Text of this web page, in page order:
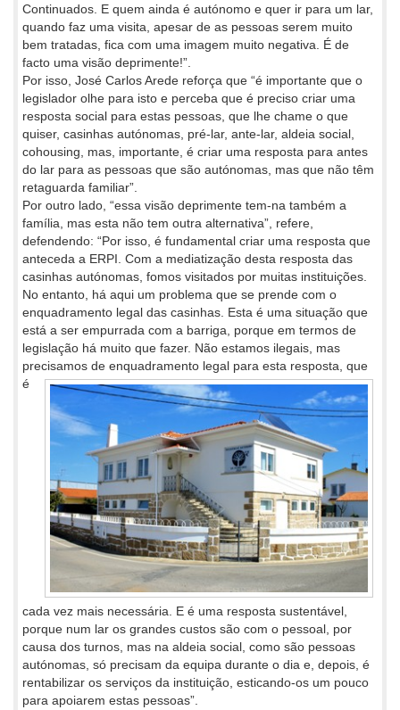
Continuados. E quem ainda é autónomo e quer ir para um lar,
quando faz uma visita, apesar de as pessoas serem muito
bem tratadas, fica com uma imagem muito negativa. É de
facto uma visão deprimente!”.
Por isso, José Carlos Arede reforça que “é importante que o
legislador olhe para isto e perceba que é preciso criar uma
resposta social para estas pessoas, que lhe chame o que
quiser, casinhas autónomas, pré-lar, ante-lar, aldeia social,
cohousing, mas, importante, é criar uma resposta para antes
do lar para as pessoas que são autónomas, mas que não têm
retaguarda familiar”.
Por outro lado, “essa visão deprimente tem-na também a
família, mas esta não tem outra alternativa”, refere,
defendendo: “Por isso, é fundamental criar uma resposta que
anteceda a ERPI. Com a mediatização desta resposta das
casinhas autónomas, fomos visitados por muitas instituições.
No entanto, há aqui um problema que se prende com o
enquadramento legal das casinhas. Esta é uma situação que
está a ser empurrada com a barriga, porque em termos de
legislação há muito que fazer. Não estamos ilegais, mas
precisamos de enquadramento legal para esta resposta, que
é
cada vez mais necessária. E é uma resposta sustentável,
porque num lar os grandes custos são com o pessoal, por
causa dos turnos, mas na aldeia social, como são pessoas
autónomas, só precisam da equipa durante o dia e, depois, é
rentabilizar os serviços da instituição, esticando-os um pouco
para apoiarem estas pessoas”.